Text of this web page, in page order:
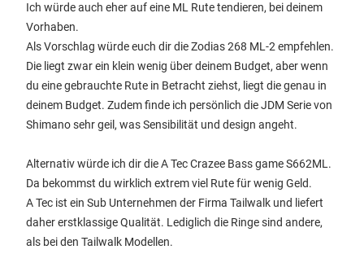
Ich würde auch eher auf eine ML Rute tendieren, bei deinem
Vorhaben.
Als Vorschlag würde euch dir die Zodias 268 ML-2 empfehlen.
Die liegt zwar ein klein wenig über deinem Budget, aber wenn
du eine gebrauchte Rute in Betracht ziehst, liegt die genau in
deinem Budget. Zudem finde ich persönlich die JDM Serie von
Shimano sehr geil, was Sensibilität und design angeht.
Alternativ würde ich dir die A Tec Crazee Bass game S662ML.
Da bekommst du wirklich extrem viel Rute für wenig Geld.
A Tec ist ein Sub Unternehmen der Firma Tailwalk und liefert
daher erstklassige Qualität. Lediglich die Ringe sind andere,
als bei den Tailwalk Modellen.